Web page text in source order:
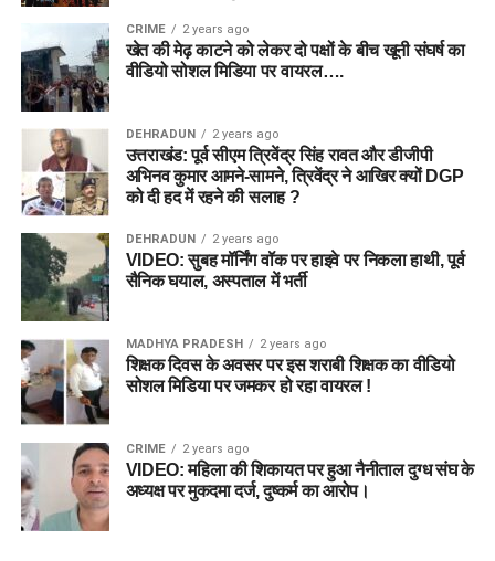
CRIME 2 years ago
खेत की मेढ़ काटने को लेकर दो पक्षों के बीच खूनी संघर्ष का
वीडियो सोशल मिडिया पर वायरल….
DEHRADUN 2 years ago
उत्तराखंड: पूर्व सीएम त्रिवेंद्र सिंह रावत और डीजीपी
अभिनव कुमार आमने-सामने, त्रिवेंद्र ने आखिर क्यों DGP
को दी हद में रहने की सलाह ?
DEHRADUN 2 years ago
VIDEO: सुबह मॉर्निंग वॉक पर हाइवे पर निकला हाथी, पूर्व
सैनिक घयाल, अस्पताल में भर्ती
MADHYA PRADESH 2 years ago
शिक्षक दिवस के अवसर पर इस शराबी शिक्षक का वीडियो
सोशल मिडिया पर जमकर हो रहा वायरल !
CRIME 2 years ago
VIDEO: महिला की शिकायत पर हुआ नैनीताल दुग्ध संघ के
अध्यक्ष पर मुकदमा दर्ज, दुष्कर्म का आरोप।